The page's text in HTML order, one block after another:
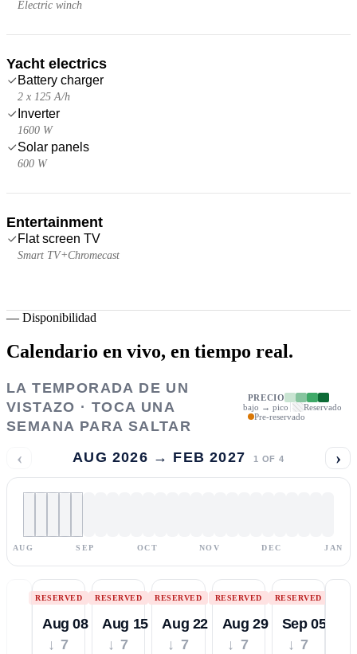
Electric winch
Yacht electrics
Battery charger
2 x 125 A/h
Inverter
1600 W
Solar panels
600 W
Entertainment
Flat screen TV
Smart TV+Chromecast
— Disponibilidad
Calendario en vivo, en tiempo real.
LA TEMPORADA DE UN
VISTAZO · TOCA UNA
SEMANA PARA SALTAR
PRECIO
bajo → pico
Reservado
Pre-reservado
‹ AUG 2026 → FEB 2027 1 OF 4 ›
AUG SEP OCT NOV DEC JAN
RESERVED
Aug 08
↓ 7
RESERVED
Aug 15
↓ 7
RESERVED
Aug 22
↓ 7
RESERVED
Aug 29
↓ 7
RESERVED
Sep 05
↓ 7